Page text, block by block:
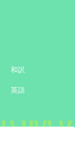
和訳
英語